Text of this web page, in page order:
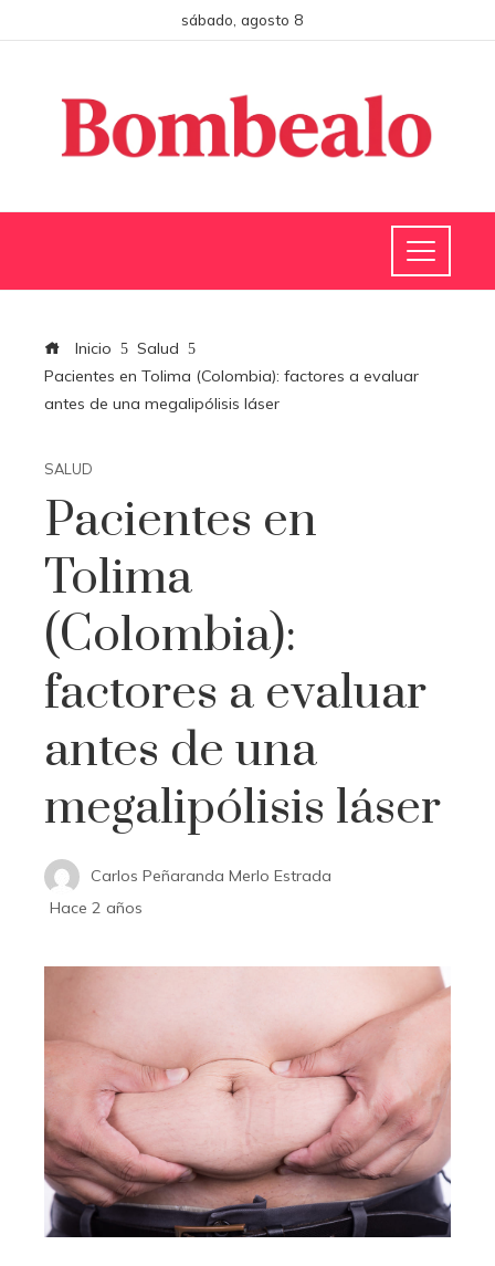
sábado, agosto 8
Inicio
Salud
Pacientes en Tolima (Colombia): factores a evaluar
antes de una megalipólisis láser
SALUD
Pacientes en
Tolima
(Colombia):
factores a evaluar
antes de una
megalipólisis láser
Carlos Peñaranda Merlo Estrada
Hace 2 años